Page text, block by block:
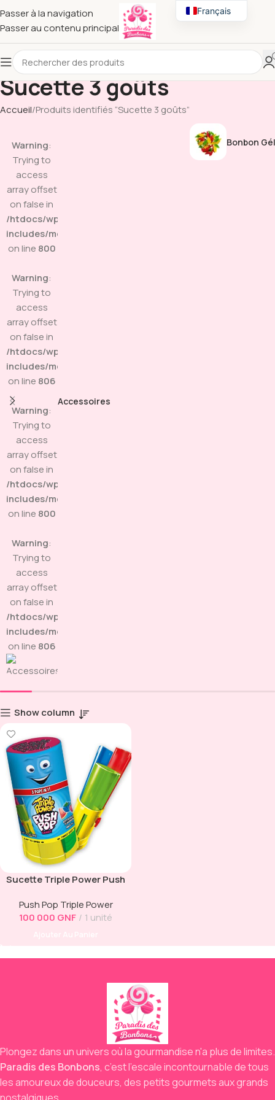
Passer à la navigation
Passer au contenu principal
Sucette 3 goûts
Accueil Produits identifiés “Sucette 3 goûts”
Warning:
Trying to
access
array offset
on false in
/htdocs/wp-
includes/media.php
on line 800
Warning:
Trying to
access
array offset
on false in
/htdocs/wp-
includes/media.php
on line 806
Warning:
Trying to
access
array offset
on false in
/htdocs/wp-
includes/media.php
on line 800
Warning:
Trying to
access
array offset
on false in
/htdocs/wp-
includes/media.php
on line 806
Accessoires
Bonbon
Show column
Sucette Triple Power Push
Push Pop Triple Power
100 000 GNF 1 unité
Plongez dans un univers où la gourmandise n'a plus de limites.
Paradis des Bonbons, c’est l’escale incontournable de tous
les amoureux de douceurs, des petits gourmets aux grands
Français